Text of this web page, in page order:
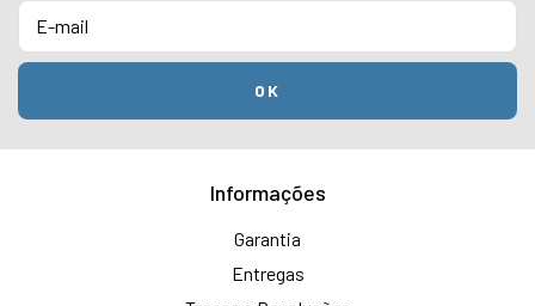
Informações
Garantia
Entregas